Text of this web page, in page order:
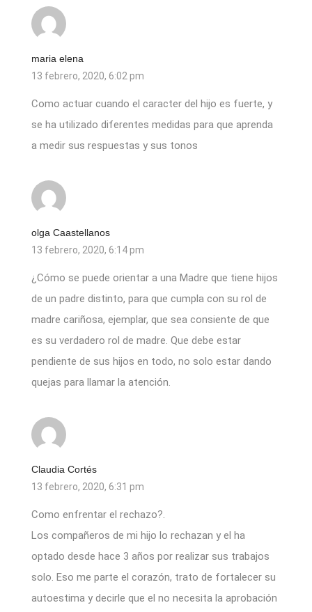
maria elena
13 febrero, 2020, 6:02 pm
Como actuar cuando el caracter del hijo es fuerte, y
se ha utilizado diferentes medidas para que aprenda
a medir sus respuestas y sus tonos
olga Caastellanos
13 febrero, 2020, 6:14 pm
¿Cómo se puede orientar a una Madre que tiene hijos
de un padre distinto, para que cumpla con su rol de
madre cariñosa, ejemplar, que sea consiente de que
es su verdadero rol de madre. Que debe estar
pendiente de sus hijos en todo, no solo estar dando
quejas para llamar la atención.
Claudia Cortés
13 febrero, 2020, 6:31 pm
Como enfrentar el rechazo?.
Los compañeros de mi hijo lo rechazan y el ha
optado desde hace 3 años por realizar sus trabajos
solo. Eso me parte el corazón, trato de fortalecer su
autoestima y decirle que el no necesita la aprobación